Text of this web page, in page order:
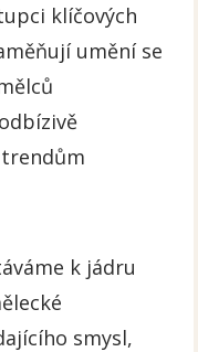
klíčových
umění se
k jádru
smysl,